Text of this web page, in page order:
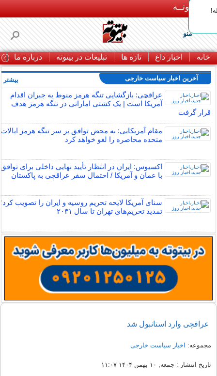
بـیتوتــه
منو
خانه اخبار داغ تازه ها تبلیغات در بیتوته درباره ما
آخرین اخبار سیاست خارجی
عراقچی: بازگشایی تنگه هرمز منوط به جبران اقدام
آمریکا است | یک کشتی اماراتی در تنگه هرمز هدف
قرار گرفت
مقام آمریکایی: به محض توافق بر سر تنگه هرمز ایالات
متحده محاصره را لغو خواهد کرد
اکسیوس: ایران در انتظار تأیید نهایی داخلی برای توافق
با عمان و آمریکا / احتمال سفر عراقچی به پاکستان
سنای آمریکا لایحه تحریم روسیه و ایران را تصویب کرد؛
تمدید تحریم‌های تهران تا سال ۲۰۳۱
بیشتر
عراقچی وارد استانبول شد
مجموعه: اخبار سیاست خارجی
تاریخ انتشار : جمعه, ۱۰ بهمن ۱۴۰۴ ۱۱:۰۷